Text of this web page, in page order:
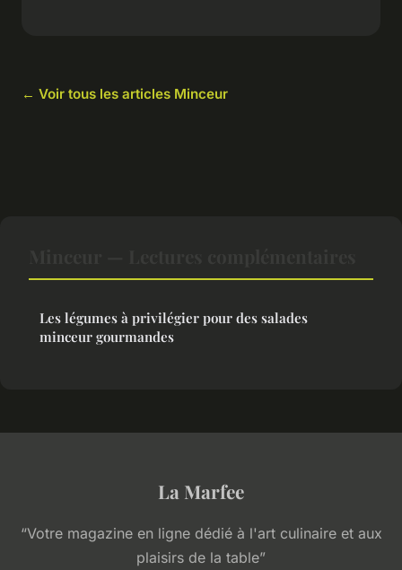
← Voir tous les articles Minceur
Les légumes à privilégier pour des salades
minceur gourmandes
La Marfee
“Votre magazine en ligne dédié à l'art culinaire et aux
plaisirs de la table”